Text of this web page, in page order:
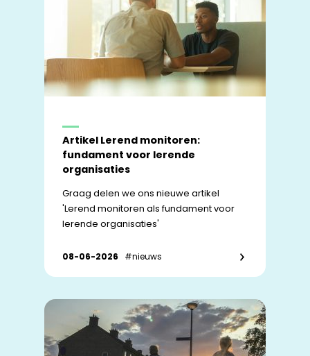
Artikel Lerend monitoren:
fundament voor lerende
organisaties
Graag delen we ons nieuwe artikel
'Lerend monitoren als fundament voor
lerende organisaties'
08-06-2026 #nieuws